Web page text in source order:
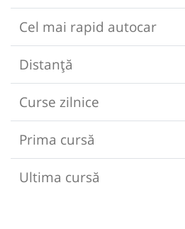
Cel mai rapid autocar
Distanță
Curse zilnice
Prima cursă
Ultima cursă